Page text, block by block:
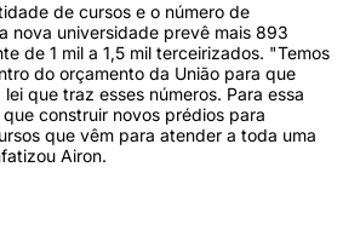
de cursos e o número de
nova universidade prevê mais 893
de 1 mil a 1,5 mil terceirizados. "Temos
do orçamento da União para que
que traz esses números. Para essa
construir novos prédios para
que vêm para atender a toda uma
Airon.